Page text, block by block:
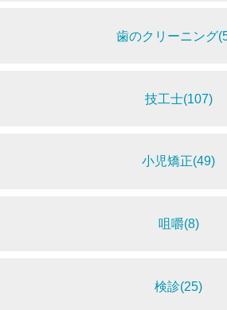
歯のクリーニング
技工士(107)
小児矯正(49)
咀嚼(8)
検診(25)